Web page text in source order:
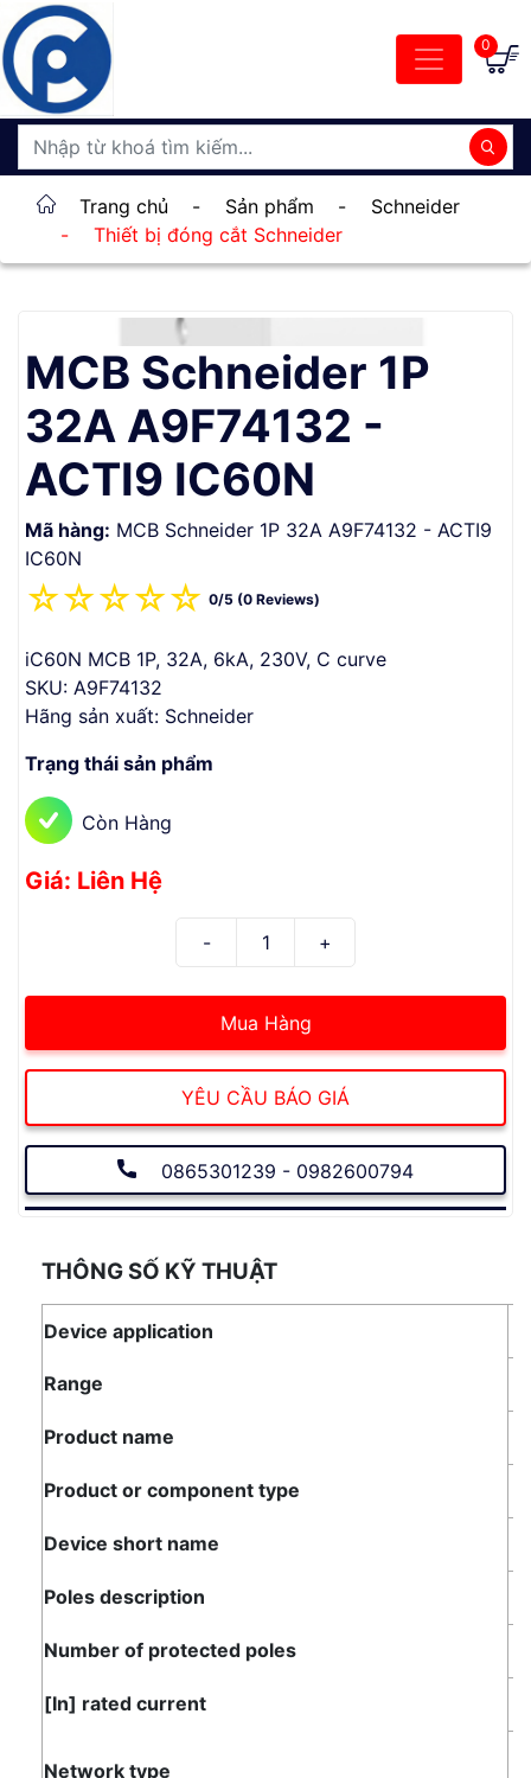
0
Trang chủ - Sản phẩm -
Schneider
-
Thiết bị đóng cắt Schneider
MCB Schneider 1P
32A A9F74132 -
ACTI9 IC60N
Mã hàng: MCB Schneider 1P 32A A9F74132 - ACTI9
IC60N
☆
☆
☆
☆
☆ 0/5 (0 Reviews)
iC60N MCB 1P, 32A, 6kA, 230V, C curve
SKU: A9F74132
Hãng sản xuất: Schneider
Trạng thái sản phẩm
Còn Hàng
Giá: Liên Hệ
Mua Hàng
YÊU CẦU BÁO GIÁ
0865301239 - 0982600794
THÔNG SỐ KỸ THUẬT
Device application
Range
Product name
Product or component type
Device short name
Poles description
Number of protected poles
[In] rated current
Network type